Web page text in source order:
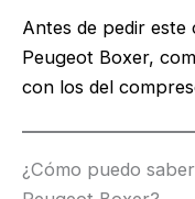
Antes de pedir este
Peugeot Boxer,
con los del
¿Cómo puedo